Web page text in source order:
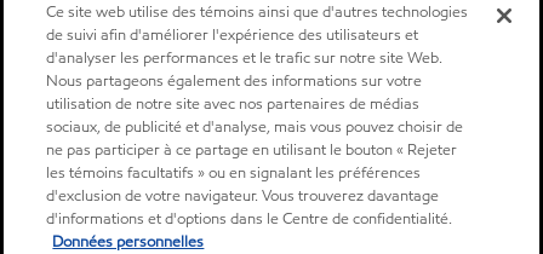
Ce site web utilise des témoins ainsi que d'autres technologies
de suivi afin d'améliorer l'expérience des utilisateurs et
d'analyser les performances et le trafic sur notre site Web.
Nous partageons également des informations sur votre
utilisation de notre site avec nos partenaires de médias
sociaux, de publicité et d'analyse, mais vous pouvez choisir de
ne pas participer à ce partage en utilisant le bouton « Rejeter
les témoins facultatifs » ou en signalant les préférences
d'exclusion de votre navigateur. Vous trouverez davantage
d'informations et d'options dans le Centre de confidentialité.
Données personnelles